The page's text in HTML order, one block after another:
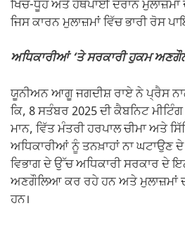
ਖਿੱਚ-ਧੂਹ ਅਤੇ ਹੱਥੋਪਾਈ ਦੌਰਾਨ
ਜਿਸ ਕਾਰਨ ਮੁਲਾਜ਼ਮਾਂ ਵਿੱਚ ਭਾਰੀ ਰੋਸ
ਅਧਿਕਾਰੀਆਂ ‘ਤੇ ਸਰਕਾਰੀ ਹੁਕਮ
ਯੂਨੀਅਨ ਆਗੂ ਜਗਦੀਸ਼ ਰਾਏ ਨੇ ਪ੍ਰੈਸ
ਕਿ, 8 ਸਤੰਬਰ 2025 ਦੀ ਕੈਬਨਿਟ
ਮਾਨ, ਵਿੱਤ ਮੰਤਰੀ ਹਰਪਾਲ ਚੀਮਾ ਅਤੇ
ਅਧਿਕਾਰੀਆਂ ਨੂੰ ਤਨਖ਼ਾਹਾਂ ਨਾ ਘਟਾਉਣ
ਵਿਭਾਗ ਦੇ ਉੱਚ ਅਧਿਕਾਰੀ ਸਰਕਾਰ ਦੇ
ਅਣਗੌਲਿਆ ਕਰ ਰਹੇ ਹਨ ਅਤੇ ਮੁਲਾਜ਼ਮਾਂ
ਹਨ।